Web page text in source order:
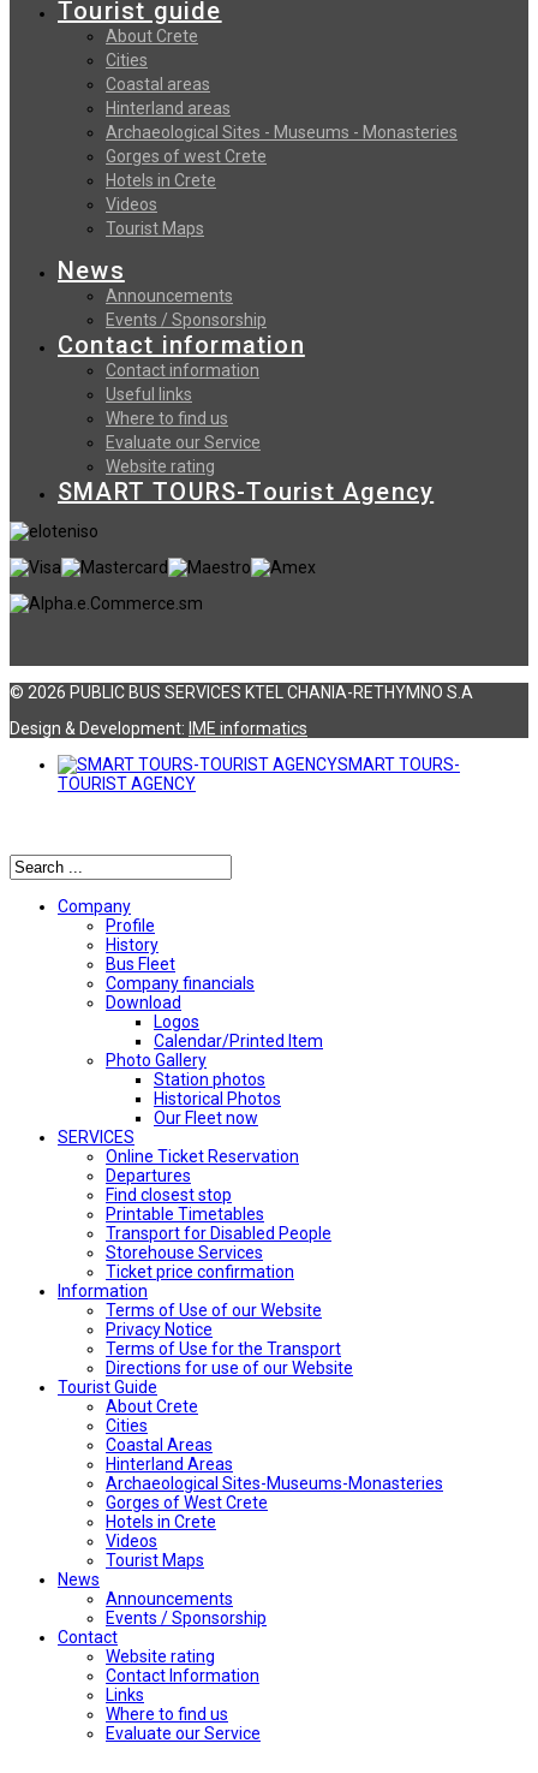
Tourist guide
About Crete
Cities
Coastal areas
Hinterland areas
Archaeological Sites - Museums - Monasteries
Gorges of west Crete
Hotels in Crete
Videos
Tourist Maps
News
Announcements
Events / Sponsorship
Contact information
Contact information
Useful links
Where to find us
Evaluate our Service
Website rating
SMART TOURS-Tourist Agency
© 2026 PUBLIC BUS SERVICES KTEL CHANIA-RETHYMNO S.A
Design & Development: ΙΜΕ informatics
SMART TOURS-
TOURIST AGENCY
Company
Profile
History
Bus Fleet
Company financials
Download
Logos
Calendar/Printed Item
Photo Gallery
Station photos
Historical Photos
Our Fleet now
SERVICES
Online Ticket Reservation
Departures
Find closest stop
Printable Timetables
Transport for Disabled People
Storehouse Services
Ticket price confirmation
Ιnformation
Terms of Use of our Website
Privacy Notice
Terms of Use for the Transport
Directions for use of our Website
Tourist Guide
About Crete
Cities
Coastal Areas
Hinterland Areas
Archaeological Sites-Museums-Monasteries
Gorges of West Crete
Hotels in Crete
Videos
Tourist Maps
News
Announcements
Events / Sponsorship
Contact
Website rating
Contact Information
Links
Where to find us
Evaluate our Service